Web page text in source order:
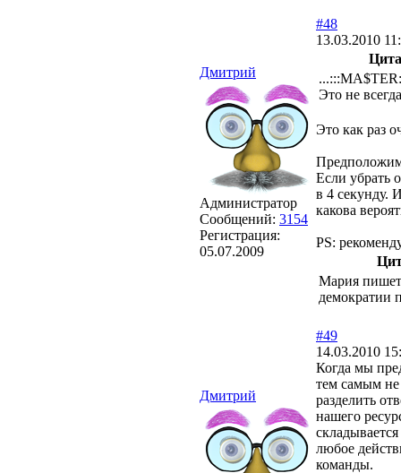
Дмитрий
Администратор
Сообщений: 3154
Регистрация:
05.07.2009
#48
13.03.2010
Это не
Это как раз
Если убрать
в 4 секунду.
какова
PS:
Мария
демократии
Дмитрий
#49
14.03.2010
Когда мы
тем самым не
разделить
нашего
любое
команды.